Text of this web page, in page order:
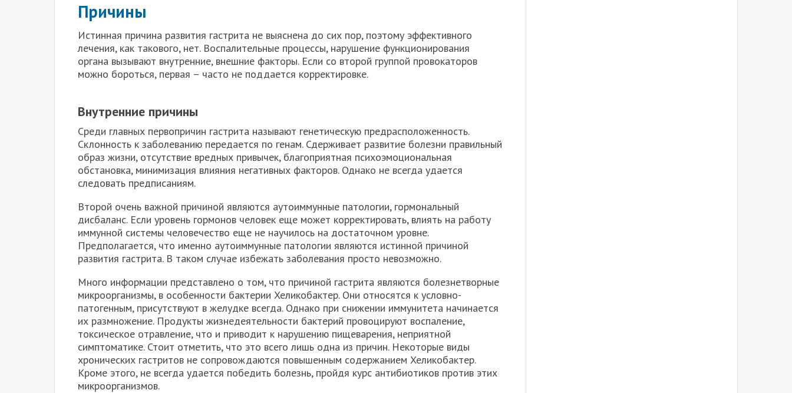
Причины
Истинная причина развития гастрита не выяснена до сих пор, поэтому эффективного
лечения, как такового, нет. Воспалительные процессы, нарушение функционирования
органа вызывают внутренние, внешние факторы. Если со второй группой провокаторов
можно бороться, первая – часто не поддается корректировке.
Внутренние причины
Среди главных первопричин гастрита называют генетическую предрасположенность.
Склонность к заболеванию передается по генам. Сдерживает развитие болезни правильный
образ жизни, отсутствие вредных привычек, благоприятная психоэмоциональная
обстановка, минимизация влияния негативных факторов. Однако не всегда удается
следовать предписаниям.
Второй очень важной причиной являются аутоиммунные патологии, гормональный
дисбаланс. Если уровень гормонов человек еще может корректировать, влиять на работу
иммунной системы человечество еще не научилось на достаточном уровне.
Предполагается, что именно аутоиммунные патологии являются истинной причиной
развития гастрита. В таком случае избежать заболевания просто невозможно.
Много информации представлено о том, что причиной гастрита являются болезнетворные
микроорганизмы, в особенности бактерии Хеликобактер. Они относятся к условно-
патогенным, присутствуют в желудке всегда. Однако при снижении иммунитета начинается
их размножение. Продукты жизнедеятельности бактерий провоцируют воспаление,
токсическое отравление, что и приводит к нарушению пищеварения, неприятной
симптоматике. Стоит отметить, что это всего лишь одна из причин. Некоторые виды
хронических гастритов не сопровождаются повышенным содержанием Хеликобактер.
Кроме этого, не всегда удается победить болезнь, пройдя курс антибиотиков против этих
микроорганизмов.